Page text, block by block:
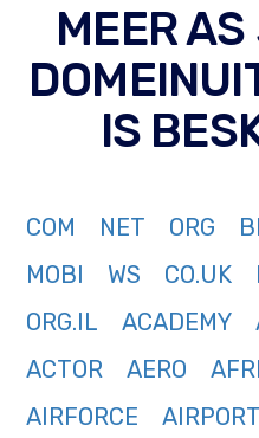
MEER
IS
COM NET ORG
MOBI
WS CO.UK
ORG.IL
ACADEMY
ACTOR
AERO
AIRFORCE